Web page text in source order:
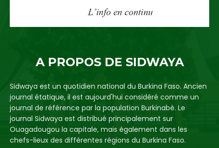
A PROPOS DE SIDWAYA
Sidwaya est un quotidien national du Burkina Faso. Ancien
journal étatique, il est aujourd'hui considéré comme un
journal de référence par la population Burkinabè. Le
journal Sidwaya est distribué principalement sur
Ouagadougou la capitale, mais également dans les
chefs-lieux des différentes régions du Burkina Faso.